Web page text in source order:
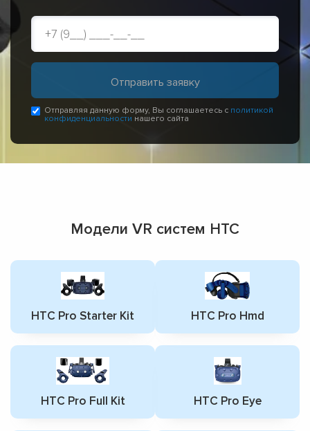
Отправляя данную форму, Вы соглашаетесь с политикой
конфиденциальности нашего сайта
Модели VR систем HTC
HTC Pro Starter Kit HTC Pro Hmd
HTC Pro Full Kit HTC Pro Eye